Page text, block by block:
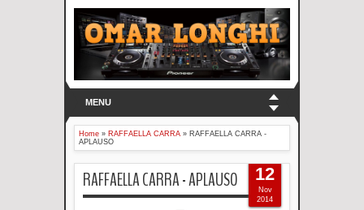
MENU
Home » RAFFAELLA CARRA » RAFFAELLA CARRA -
APLAUSO
RAFFAELLA CARRA - APLAUSO 12
Nov
2014